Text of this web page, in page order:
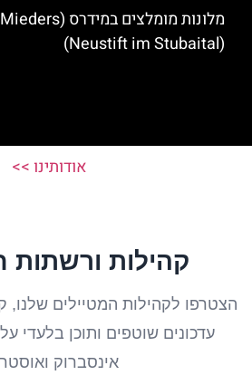
(Neustift im Stubaital)
אודותינו >>
קהילות ורשתות
הצטרפו לקהילות המטיילים שלנו,
עדכונים שוטפים ותוכן בלעדי
אינסברוק